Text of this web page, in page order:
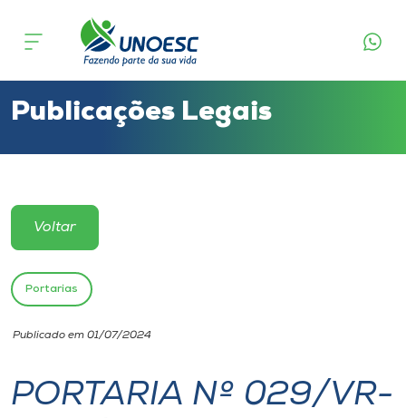
Cursos
Atendimento ao Estudante
Portal de Ensino
Unoesc
Internacionalização
Publicações Legais
Voltar
Portarias
Publicado em 01/07/2024
PORTARIA Nº 029/VR-